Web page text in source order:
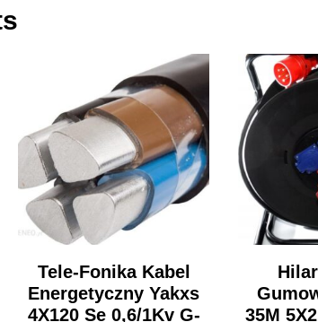
Tele-Fonika Kabel
Energetyczny Yakxs
4X120 Se 0,6/1Kv G-
35M